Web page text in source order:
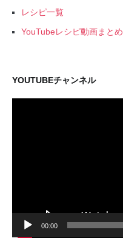
レシピ一覧
YouTubeレシピ動画まとめ
YOUTUBEチャンネル
00:00